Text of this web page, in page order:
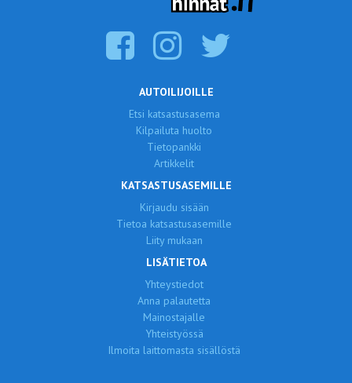
AUTOILIJOILLE
Etsi katsastusasema
Kilpailuta huolto
Tietopankki
Artikkelit
KATSASTUSASEMILLE
Kirjaudu sisään
Tietoa katsastusasemille
Liity mukaan
LISÄTIETOA
Yhteystiedot
Anna palautetta
Mainostajalle
Yhteistyössä
Ilmoita laittomasta sisällöstä